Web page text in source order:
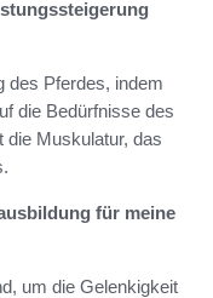
des Pferdes, indem
die Bedürfnisse des
die Muskulatur, das
für meine
um die Gelenkigkeit